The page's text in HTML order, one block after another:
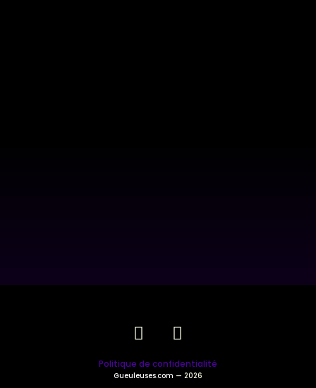
Politique de confidentialité
Gueuleuses.com — 2026